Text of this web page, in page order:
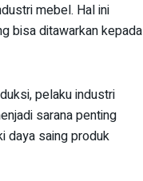
mebel. Hal ini
bisa ditawarkan kepada
pelaku industri
sarana penting
daya saing produk